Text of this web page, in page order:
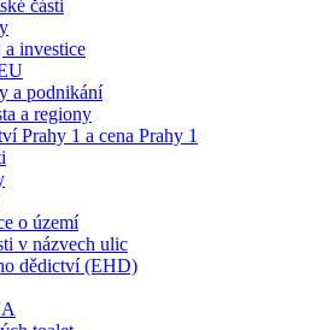
části
investice
a podnikání
a regiony
Prahy 1 a cena Prahy 1
o území
v názvech ulic
dědictví (EHD)